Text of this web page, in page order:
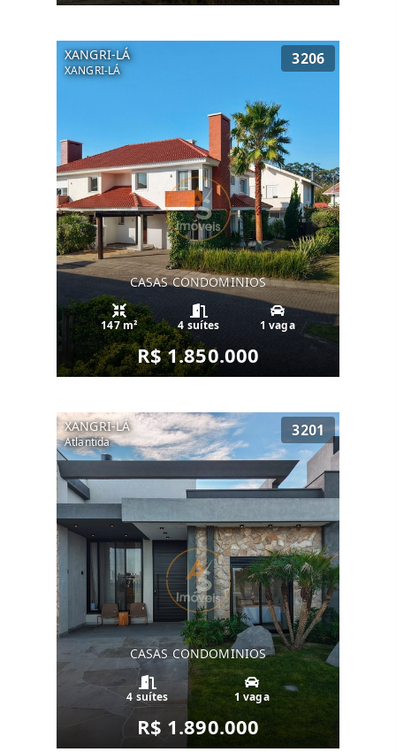
XANGRI-LÁ
XANGRI-LÁ
3206
CASAS CONDOMINIOS
147 m² 4 suítes 1 vaga
R$ 1.850.000
XANGRI-LÁ
Atlantida
3201
CASAS CONDOMINIOS
4 suítes 1 vaga
R$ 1.890.000